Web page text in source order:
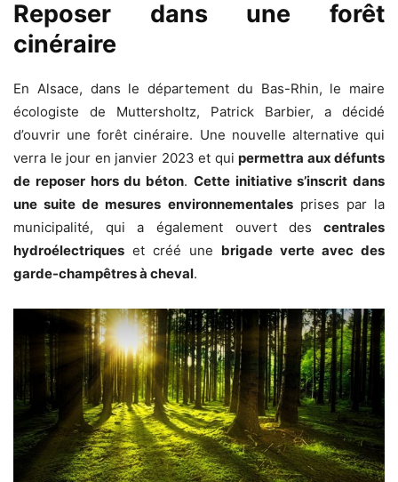
Reposer dans une forêt
cinéraire
En Alsace, dans le département du Bas-Rhin, le maire
écologiste de Muttersholtz, Patrick Barbier, a décidé
d’ouvrir une forêt cinéraire. Une nouvelle alternative qui
verra le jour en janvier 2023 et qui permettra aux défunts
de reposer hors du béton. Cette initiative s’inscrit dans
une suite de mesures environnementalesprises par la
municipalité, qui a également ouvert des centrales
hydroélectriques et créé une brigade verte avec des
garde-champêtres à cheval.